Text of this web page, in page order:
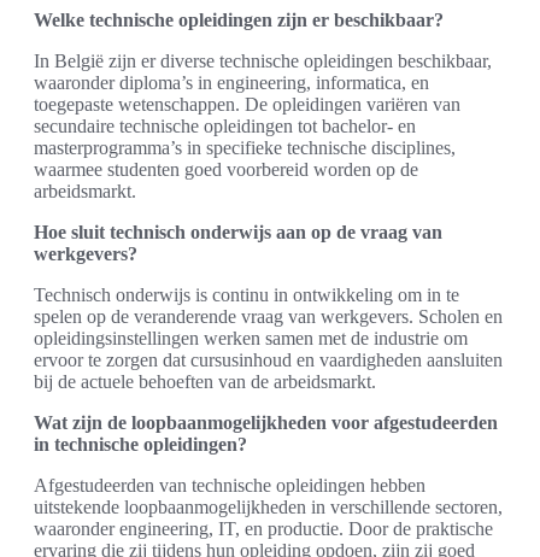
Welke technische opleidingen zijn er beschikbaar?
In België zijn er diverse technische opleidingen beschikbaar,
waaronder diploma’s in engineering, informatica, en
toegepaste wetenschappen. De opleidingen variëren van
secundaire technische opleidingen tot bachelor- en
masterprogramma’s in specifieke technische disciplines,
waarmee studenten goed voorbereid worden op de
arbeidsmarkt.
Hoe sluit technisch onderwijs aan op de vraag van
werkgevers?
Technisch onderwijs is continu in ontwikkeling om in te
spelen op de veranderende vraag van werkgevers. Scholen en
opleidingsinstellingen werken samen met de industrie om
ervoor te zorgen dat cursusinhoud en vaardigheden aansluiten
bij de actuele behoeften van de arbeidsmarkt.
Wat zijn de loopbaanmogelijkheden voor afgestudeerden
in technische opleidingen?
Afgestudeerden van technische opleidingen hebben
uitstekende loopbaanmogelijkheden in verschillende sectoren,
waaronder engineering, IT, en productie. Door de praktische
ervaring die zij tijdens hun opleiding opdoen, zijn zij goed